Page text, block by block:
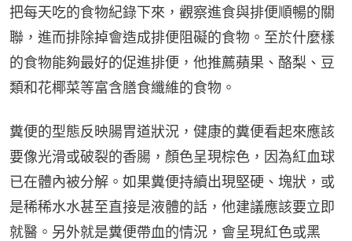
把每天吃的食物紀錄下來，觀察進食與排便順暢的關
聯，進而排除掉會造成排便阻礙的食物。至於什麼樣
的食物能夠最好的促進排便，他推薦蘋果、酪梨、豆
類和花椰菜等富含膳食纖維的食物。
糞便的型態反映腸胃道狀況，健康的糞便看起來應該
要像光滑或破裂的香腸，顏色呈現棕色，因為紅血球
已在體內被分解。如果糞便持續出現堅硬、塊狀，或
是稀稀水水甚至直接是液體的話，他建議應該要立即
就醫。另外就是糞便帶血的情況，會呈現紅色或黑